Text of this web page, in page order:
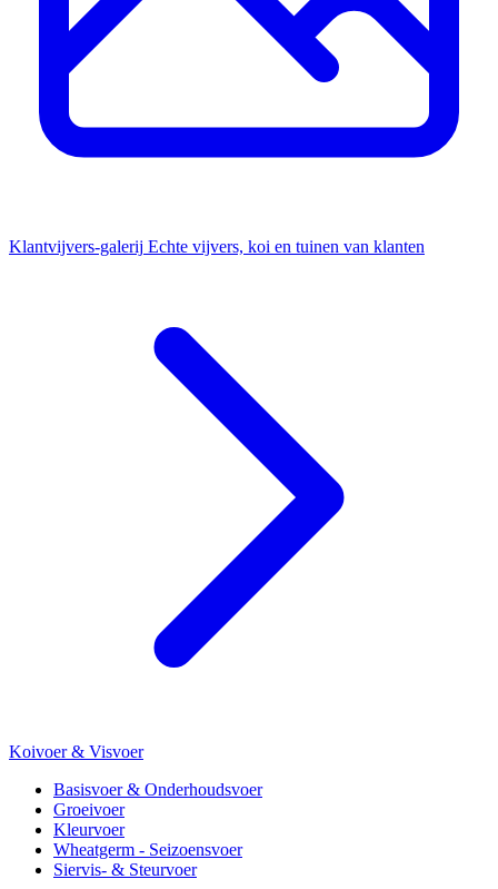
Klantvijvers-galerij Echte vijvers, koi en tuinen van klanten
Koivoer & Visvoer
Basisvoer & Onderhoudsvoer
Groeivoer
Kleurvoer
Wheatgerm - Seizoensvoer
Siervis- & Steurvoer